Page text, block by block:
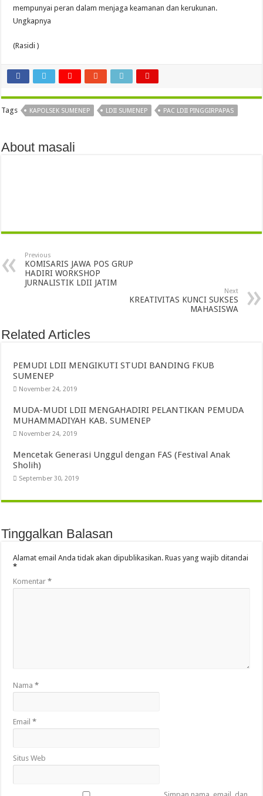
mempunyai peran dalam menjaga keamanan dan kerukunan.
Ungkapnya
(Rasidi )
Tags KAPOLSEK SUMENEP LDII SUMENEP PAC LDII PINGGIRPAPAS
About masali
Previous
KOMISARIS JAWA POS GRUP
HADIRI WORKSHOP
JURNALISTIK LDII JATIM
Next
KREATIVITAS KUNCI SUKSES
MAHASISWA
Related Articles
PEMUDI LDII MENGIKUTI STUDI BANDING FKUB
SUMENEP
November 24, 2019
MUDA-MUDI LDII MENGAHADIRI PELANTIKAN PEMUDA
MUHAMMADIYAH KAB. SUMENEP
November 24, 2019
Mencetak Generasi Unggul dengan FAS (Festival Anak
Sholih)
September 30, 2019
Tinggalkan Balasan
Alamat email Anda tidak akan dipublikasikan. Ruas yang wajib ditandai
*
Komentar*
Nama*
Email*
Situs Web